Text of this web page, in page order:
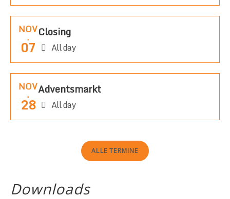
NOV
.
07
Closing
All day
NOV
.
28
Adventsmarkt
All day
ALLE TERMINE
Downloads